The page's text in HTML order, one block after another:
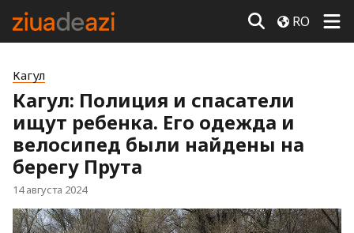
RO
Кагул
Кагул: Полиция и спасатели
ищут ребенка. Его одежда и
велосипед были найдены на
берегу Прута
14 августа 2024